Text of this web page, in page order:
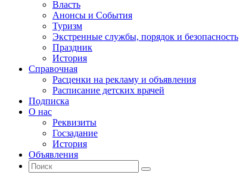
Власть
Анонсы и События
Туризм
Экстренные службы, порядок и безопасность
Праздник
История
Справочная
Расценки на рекламу и объявления
Расписание детских врачей
Подписка
О нас
Реквизиты
Госзадание
История
Объявления
Поиск
Искать:
Поиск